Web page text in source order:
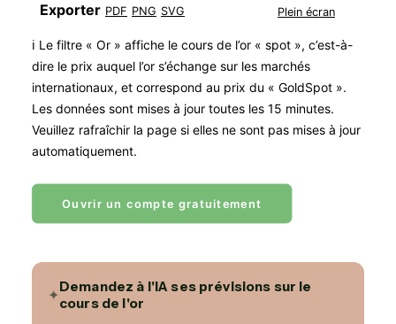
Exporter PDF PNG SVG Plein écran
ℹ︎ Le filtre « Or » affiche le cours de l’or « spot », c’est-à-
dire le prix auquel l’or s’échange sur les marchés
internationaux, et correspond au prix du « GoldSpot ».
Les données sont mises à jour toutes les 15 minutes.
Veuillez rafraîchir la page si elles ne sont pas mises à jour
automatiquement.
Ouvrir un compte gratuitement
✦Demandez à l'IA ses prévisions sur le
cours de l'or